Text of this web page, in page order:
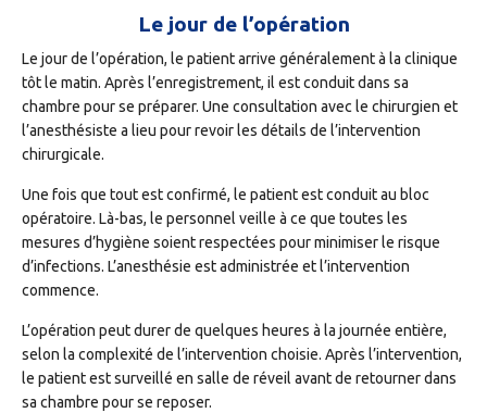
Le jour de l’opération
Le jour de l’opération, le patient arrive généralement à la clinique
tôt le matin. Après l’enregistrement, il est conduit dans sa
chambre pour se préparer. Une consultation avec le chirurgien et
l’anesthésiste a lieu pour revoir les détails de l’intervention
chirurgicale.
Une fois que tout est confirmé, le patient est conduit au bloc
opératoire. Là-bas, le personnel veille à ce que toutes les
mesures d’hygiène soient respectées pour minimiser le risque
d’infections. L’anesthésie est administrée et l’intervention
commence.
L’opération peut durer de quelques heures à la journée entière,
selon la complexité de l’intervention choisie. Après l’intervention,
le patient est surveillé en salle de réveil avant de retourner dans
sa chambre pour se reposer.